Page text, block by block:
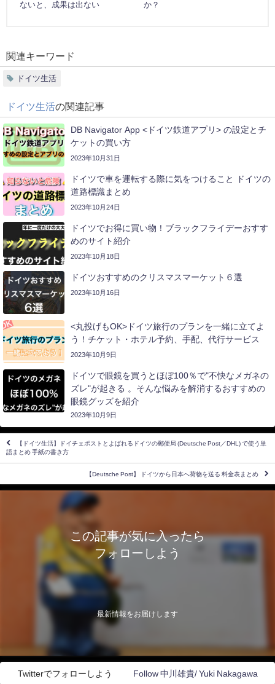
ないと、成果は出ない
か？
関連キーワード
ドイツ生活
ドイツ生活の関連記事
DB Navigator App <ドイツ鉄道アプリ> の設定とチ
ケットの買い方
2023年10月31日
ドイツで車を運転する際に気をつけること ドイツの
道路標識まとめ
2023年10月24日
ドイツでお得に買い物！ブラックフライデーおすす
めのサイト紹介
2023年10月18日
ドイツおすすめのクリスマスマーケット６選
2023年10月16日
<丸投げもOK>ドイツ旅行のプランを一緒に立てよ
う！チケット・ホテル予約、手配、代行サービス
2023年10月9日
ドイツで眼鏡を買うとほぼ100％で"不快なメガネの
ズレ"が起きる 。そんな悩みを解消するおすすめの
眼鏡グッズを紹介
2023年10月9日
【ドイツ生活】ドイチェポストとよばれるドイツの郵便局 (Deutsche Post／DHL) で使う単
語まとめ 手紙の書き方
【Deutsche Post】 ドイツから日本へ荷物を送る 料金表まとめ
この記事が気に入ったら
フォローしよう
最新情報をお届けします
Twitterでフォローしよう Follow 中川雄貴/ Yuki Nakagawa